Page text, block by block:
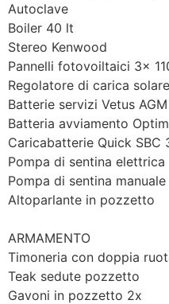
Autoclave
Boiler 40 lt
Stereo Kenwood
Pannelli fotovoiltaici 3x
Regolatore di carica
Batterie servizi Vetus
Batteria avviamento
Caricabatterie Quick SBC
Pompa di sentina elettrica
Pompa di sentina manuale
Altoparlante in pozzetto
ARMAMENTO
Timoneria con doppia
Teak sedute pozzetto
Gavoni in pozzetto 2x